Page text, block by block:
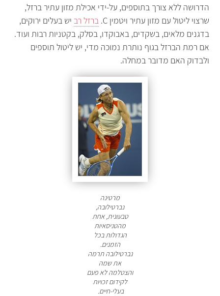
הדרושה ללא צורך בתוספים, על-ידי אכילת מזון עתיר ברזל,
שרצוי ליטול עם מזון עתיר ויטמין C.
ברזל רב יש בעלים ירוקים,
בדגנים מלאים, בשקדים, באבוקדו, בסלק, בקטניות רבות ועוד.
אם רמת הברזל בגוף נותרת נמוכה מדי, יש ליטול תוספים
ולבדוק האם מדובר במחלה.
מרטינה
נברטילובה,
טבעונית, אחת
מהטניסאיות
הגדולות בכל
הזמנים.
נברטילובה תרמה
את שמה
והצטלמה לא פעם
לקידום זכויות
בעלי-חיים.